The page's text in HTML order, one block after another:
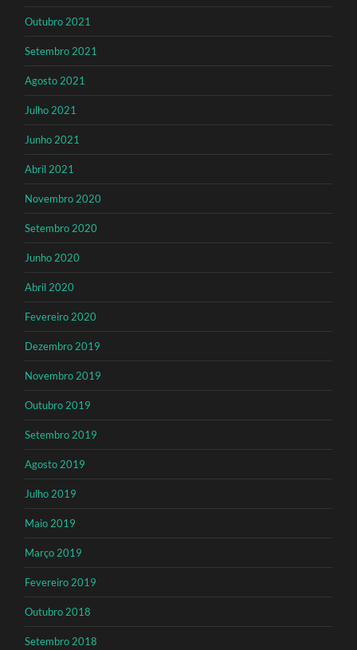
Outubro 2021
Setembro 2021
Agosto 2021
Julho 2021
Junho 2021
Abril 2021
Novembro 2020
Setembro 2020
Junho 2020
Abril 2020
Fevereiro 2020
Dezembro 2019
Novembro 2019
Outubro 2019
Setembro 2019
Agosto 2019
Julho 2019
Maio 2019
Março 2019
Fevereiro 2019
Outubro 2018
Setembro 2018